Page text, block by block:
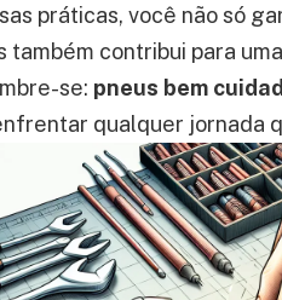
práticas, você não só
também contribui para
se: pneus bem
qualquer jornada